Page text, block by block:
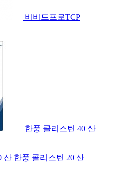
비비드프로TCP
한풍 콜리스틴 40 산
한풍 콜리스틴 20 산